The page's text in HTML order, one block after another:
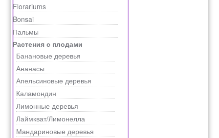
Florariums
Bonsai
Пальмы
Растения с плодами
Банановые деревья
Ананасы
Апельсиновые деревья
Каламондин
Лимонные деревья
Лаймкват/Лимонелла
Мандариновые деревья